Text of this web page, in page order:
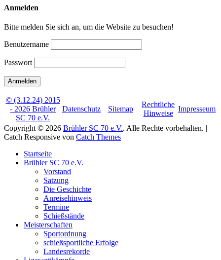
Anmelden
Bitte melden Sie sich an, um die Website zu besuchen!
Benutzername
Passwort
© (3.12.24) 2015
- 2026 Brühler
SC 70 e.V.
Datenschutz Sitemap
Rechtliche
Hinweise
Impresseum
Copyright © 2026 Brühler SC 70 e.V.. Alle Rechte vorbehalten. |
Catch Responsive von Catch Themes
oben
scrollen
Startseite
Brühler SC 70 e.V.
Vorstand
Satzung
Die Geschichte
Anreisehinweis
Termine
Schießstände
Meisterschaften
Sportordnung
schießsportliche Erfolge
Landesrekorde